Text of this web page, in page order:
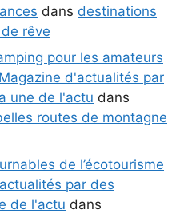
dans destinations
rêve
pour les amateurs
d'actualités par
une de l'actu dans
routes de montagne
de l’écotourisme
par des
de l'actu dans